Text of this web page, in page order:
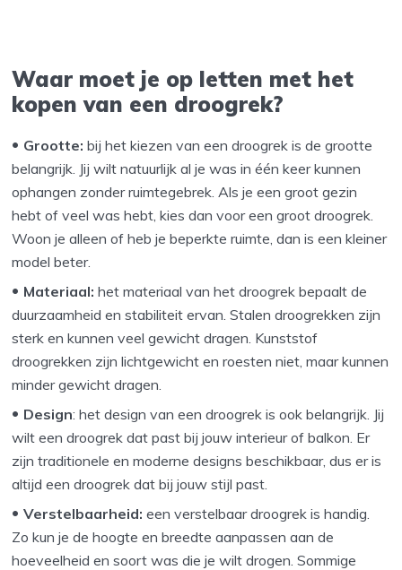
Waar moet je op letten met het
kopen van een droogrek?
Grootte: bij het kiezen van een droogrek is de grootte
belangrijk. Jij wilt natuurlijk al je was in één keer kunnen
ophangen zonder ruimtegebrek. Als je een groot gezin
hebt of veel was hebt, kies dan voor een groot droogrek.
Woon je alleen of heb je beperkte ruimte, dan is een kleiner
model beter.
Materiaal:het materiaal van het droogrek bepaalt de
duurzaamheid en stabiliteit ervan. Stalen droogrekken zijn
sterk en kunnen veel gewicht dragen. Kunststof
droogrekken zijn lichtgewicht en roesten niet, maar kunnen
minder gewicht dragen.
Design: het design van een droogrek is ook belangrijk. Jij
wilt een droogrek dat past bij jouw interieur of balkon. Er
zijn traditionele en moderne designs beschikbaar, dus er is
altijd een droogrek dat bij jouw stijl past.
Verstelbaarheid: een verstelbaar droogrek is handig.
Zo kun je de hoogte en breedte aanpassen aan de
hoeveelheid en soort was die je wilt drogen. Sommige